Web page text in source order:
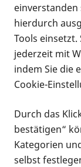
Infomaterial
Vorlesen
Alle
Formaten
einverstanden
hierdurch
Tools
jederzeit mit
indem Sie die
Cookie-
Durch das
bestätigen“
Kategorien
selbst